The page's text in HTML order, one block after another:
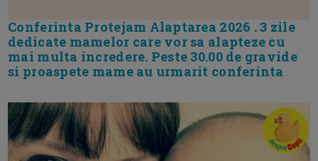
Conferinta Protejam Alaptarea 2026 . 3 zile
dedicate mamelor care vor sa alapteze cu
mai multa incredere. Peste 30.00 de gravide
si proaspete mame au urmarit conferinta